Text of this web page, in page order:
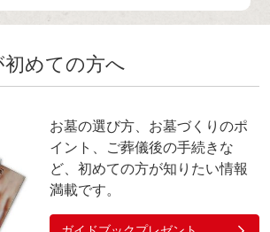
めての方へ
お墓の選び方、お墓づくりのポ
イント、ご葬儀後の手続きな
ど、初めての方が知りたい情報
満載です。